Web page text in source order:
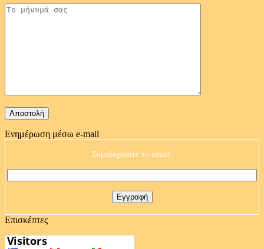
Ενημέρωση μέσω e-mail
Συμπληρώστε το email:
Επισκέπτες